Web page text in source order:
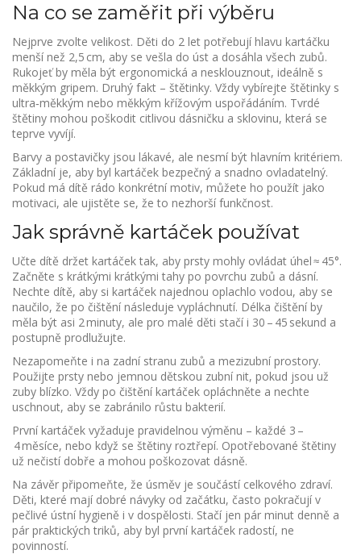
Na co se zaměřit při výběru
Nejprve zvolte velikost. Děti do 2 let potřebují hlavu kartáčku
menší než 2,5 cm, aby se vešla do úst a dosáhla všech zubů.
Rukojeť by měla být ergonomická a nesklouznout, ideálně s
měkkým gripem. Druhý fakt – štětinky. Vždy vybírejte štětinky s
ultra‑měkkým nebo měkkým křížovým uspořádáním. Tvrdé
štětiny mohou poškodit citlivou dásničku a sklovinu, která se
teprve vyvíjí.
Barvy a postavičky jsou lákavé, ale nesmí být hlavním kritériem.
Základní je, aby byl kartáček bezpečný a snadno ovladatelný.
Pokud má dítě rádo konkrétní motiv, můžete ho použít jako
motivaci, ale ujistěte se, že to nezhorší funkčnost.
Jak správně kartáček používat
Učte dítě držet kartáček tak, aby prsty mohly ovládat úhel ≈ 45°.
Začněte s krátkými krátkými tahy po povrchu zubů a dásní.
Nechte dítě, aby si kartáček najednou oplachlo vodou, aby se
naučilo, že po čištění následuje vypláchnutí. Délka čištění by
měla být asi 2 minuty, ale pro malé děti stačí i 30 – 45 sekund a
postupně prodlužujte.
Nezapomeňte i na zadní stranu zubů a mezizubní prostory.
Použijte prsty nebo jemnou dětskou zubní nit, pokud jsou už
zuby blízko. Vždy po čištění kartáček opláchněte a nechte
uschnout, aby se zabránilo růstu bakterií.
První kartáček vyžaduje pravidelnou výměnu – každé 3 –
4 měsíce, nebo když se štětiny roztřepí. Opotřebované štětiny
už nečistí dobře a mohou poškozovat dásně.
Na závěr připomeňte, že úsměv je součástí celkového zdraví.
Děti, které mají dobré návyky od začátku, často pokračují v
pečlivé ústní hygieně i v dospělosti. Stačí jen pár minut denně a
pár praktických triků, aby byl první kartáček radostí, ne
povinností.